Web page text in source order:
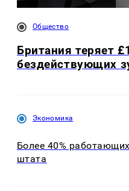
Общество
Британия теряет
бездействующих
Экономика
Более 40%
штата